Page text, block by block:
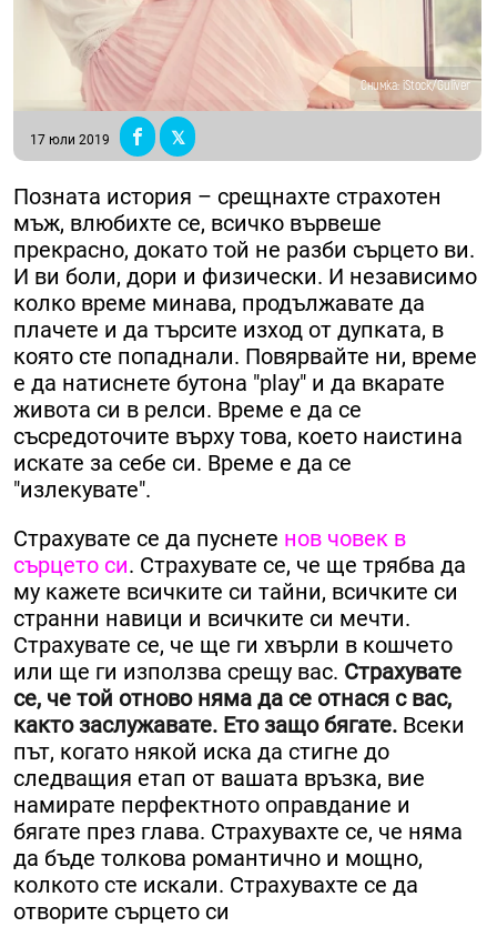
Снимка: iStock/Guliver
17 юли 2019
Позната история – срещнахте страхотен
мъж, влюбихте се, всичко вървеше
прекрасно, докато той не разби сърцето ви.
И ви боли, дори и физически. И независимо
колко време минава, продължавате да
плачете и да търсите изход от дупката, в
която сте попаднали. Повярвайте ни, време
е да натиснете бутона "play" и да вкарате
живота си в релси. Време е да се
съсредоточите върху това, което наистина
искате за себе си. Време е да се
"излекувате".
Страхувате се да пуснете нов човек в
сърцето си. Страхувате се, че ще трябва да
му кажете всичките си тайни, всичките си
странни навици и всичките си мечти.
Страхувате се, че ще ги хвърли в кошчето
или ще ги използва срещу вас. Страхувате
се, че той отново няма да се отнася с вас,
както заслужавате. Ето защо бягате. Всеки
път, когато някой иска да стигне до
следващия етап от вашата връзка, вие
намирате перфектното оправдание и
бягате през глава. Страхувахте се, че няма
да бъде толкова романтично и мощно,
колкото сте искали. Страхувахте се да
отворите сърцето си